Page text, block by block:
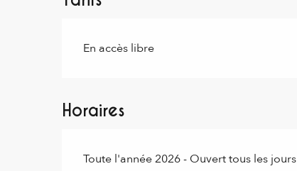
En accès libre
Horaires
Toute l'année 2026 - Ouvert tous les jours